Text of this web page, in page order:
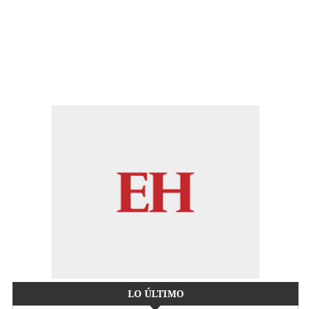
LO ÚLTIMO